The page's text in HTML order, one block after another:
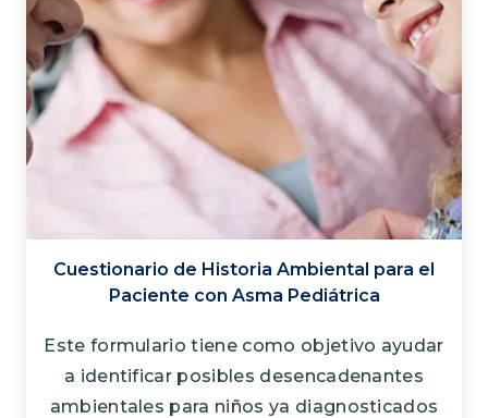
Cuestionario de Historia Ambiental para el
Paciente con Asma Pediátrica
Este formulario tiene como objetivo ayudar
a identificar posibles desencadenantes
ambientales para niños ya diagnosticados